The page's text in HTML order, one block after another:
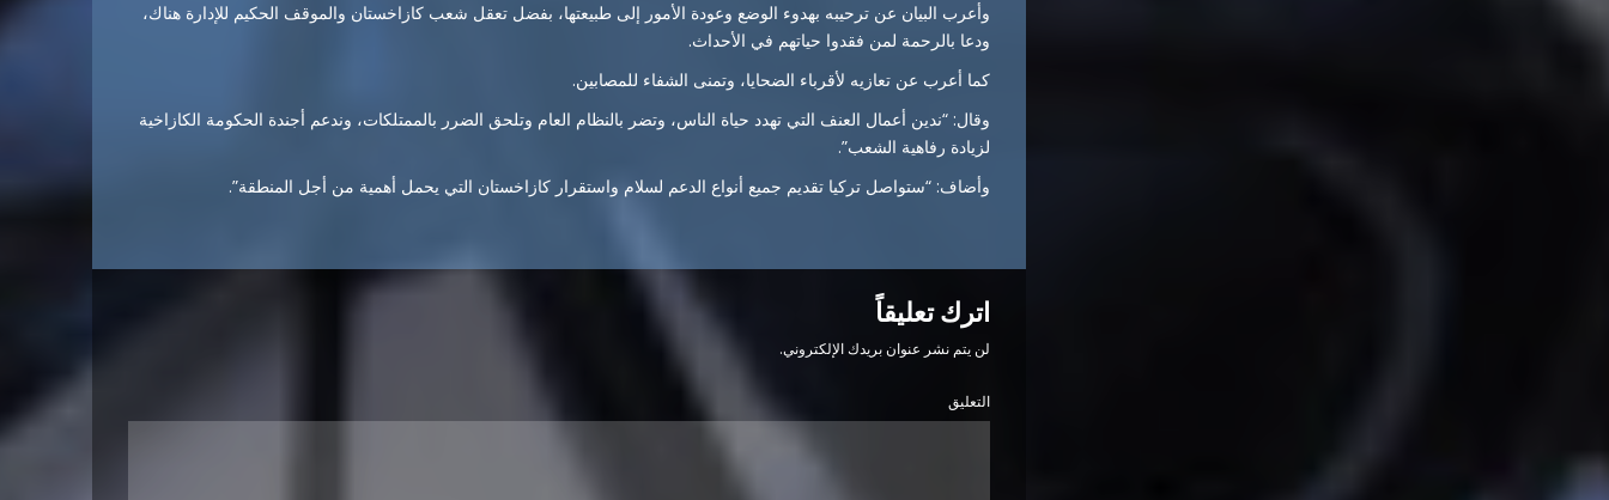
وأعرب البيان عن ترحيبه بهدوء الوضع وعودة الأمور إلى طبيعتها، بفضل تعقل شعب كازاخستان والموقف الحكيم للإدارة هناك،
ودعا بالرحمة لمن فقدوا حياتهم في الأحداث.
كما أعرب عن تعازيه لأقرباء الضحايا، وتمنى الشفاء للمصابين.
وقال: “ندين أعمال العنف التي تهدد حياة الناس، وتضر بالنظام العام وتلحق الضرر بالممتلكات، وندعم أجندة الحكومة الكازاخية
لزيادة رفاهية الشعب”.
وأضاف: “ستواصل تركيا تقديم جميع أنواع الدعم لسلام واستقرار كازاخستان التي يحمل أهمية من أجل المنطقة”.
اترك تعليقاً
لن يتم نشر عنوان بريدك الإلكتروني.
التعليق